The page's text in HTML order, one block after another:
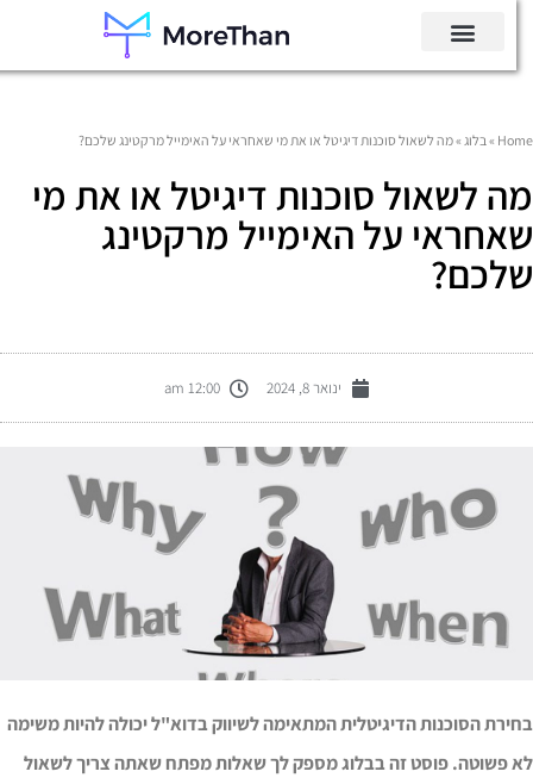
» בלוג» מה לשאול סוכנות דיגיטל או את מי שאחראי על האימייל מרקטינג שלכם?
לשאול סוכנות דיגיטל או את מי
על האימייל מרקטינג
ינואר 8, 2024 12:00 am
הסוכנות הדיגיטלית המתאימה לשיווק בדוא"ל יכולה להיות משימה
פשוטה. פוסט זה בבלוג מספק לך שאלות מפתח שאתה צריך לשאול